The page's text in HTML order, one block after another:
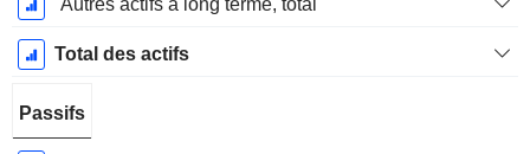
Autres actifs à long terme, total
Total des actifs
Passifs